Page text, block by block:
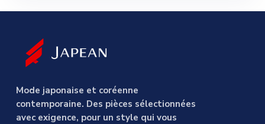
Mode japonaise et coréenne
contemporaine. Des pièces sélectionnées
avec exigence, pour un style qui vous